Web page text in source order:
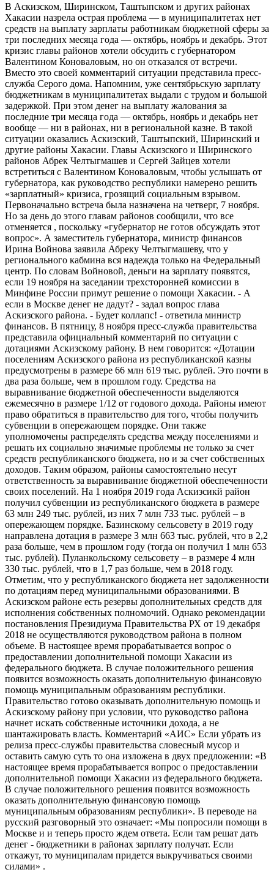
В Аскизском, Ширинском, Таштыпском и других районах
Хакасии назрела острая проблема — в муниципалитетах нет
средств на выплату зарплаты работникам бюджетной сферы за
три последних месяца года — октябрь, ноябрь и декабрь. Этот
кризис главы районов хотели обсудить с губернатором
Валентином Коноваловым, но он отказался от встречи.
Вместо это своей комментарий ситуации представила пресс-
служба Серого дома. Напомним, уже сентябрьскую зарплату
бюджетникам в муниципалитетах выдали с трудом и большой
задержкой. При этом денег на выплату жалования за
последние три месяца года — октябрь, ноябрь и декабрь нет
вообще — ни в районах, ни в региональной казне. В такой
ситуации оказались Аскизский, Таштыпский, Ширинский и
другие районы Хакасии. Главы Аскизского и Ширинского
районов Абрек Челтыгмашев и Сергей Зайцев хотели
встретиться с Валентином Коноваловым, чтобы услышать от
губернатора, как руководство республики намерено решить
«зарплатный» кризиса, грозящий социальным взрывом.
Первоначально встреча была назначена на четверг, 7 ноября.
Но за день до этого главам районов сообщили, что все
отменяется , поскольку «губернатор не готов обсуждать этот
вопрос». А заместитель губернатора, министр финансов
Ирина Войнова заявила Абреку Челтыгмашеву, что у
регионального кабмина вся надежда только на Федеральный
центр. По словам Войновой, деньги на зарплату появятся,
если 19 ноября на заседании трехсторонней комиссии в
Минфине России примут решение о помощи Хакасии. - А
если в Москве денег не дадут? - задал вопрос глава
Аскизского района. - Будет коллапс! - ответила министр
финансов. В пятницу, 8 ноября пресс-служба правительства
представила официальный комментарий по ситуации с
дотациями Аскизскому району. В нем говорится: «Дотации
поселениям Аскизского района из республиканской казны
предусмотрены в размере 66 млн 619 тыс. рублей. Это почти в
два раза больше, чем в прошлом году. Средства на
выравнивание бюджетной обеспеченности выделяются
ежемесячно в размере 1/12 от годового дохода. Районы имеют
право обратиться в правительство для того, чтобы получить
субвенции в опережающем порядке. Они также
уполномочены распределять средства между поселениями и
решать их социально значимые проблемы не только за счет
средств республиканского бюджета, но и за счет собственных
доходов. Таким образом, районы самостоятельно несут
ответственность за выравнивание бюджетной обеспеченности
своих поселений. На 1 ноября 2019 года Аскизсикй район
получил субвенции из республиканского бюджета в размере
63 млн 249 тыс. рублей, из них 7 млн 733 тыс. рублей – в
опережающем порядке. Базинскому сельсовету в 2019 году
направлена дотация в размере 3 млн 663 тыс. рублей, что в 2,2
раза больше, чем в прошлом году (тогда он получил 1 млн 653
тыс. рублей). Пуланкольскому сельсовету – в размере 4 млн
330 тыс. рублей, что в 1,7 раз больше, чем в 2018 году.
Отметим, что у республиканского бюджета нет задолженности
по дотациям перед муниципальными образованиями. В
Аскизском районе есть резервы дополнительных средств для
исполнения собственных полномочий. Однако рекомендации
постановления Президиума Правительства РХ от 19 декабря
2018 не осуществляются руководством района в полном
объеме. В настоящее время прорабатывается вопрос о
предоставлении дополнительной помощи Хакасии из
федерального бюджета. В случае положительного решения
появится возможность оказать дополнительную финансовую
помощь муниципальным образованиям республики.
Правительство готово оказывать дополнительную помощь и
Аскизскому району при условии, что руководство района
начнет искать собственные источники дохода, а не
шантажировать власть. Комментарий «АИС» Если убрать из
релиза пресс-службы правительства словесный мусор и
оставить самую суть то она изложена в двух предложении: «В
настоящее время прорабатывается вопрос о предоставлении
дополнительной помощи Хакасии из федерального бюджета.
В случае положительного решения появится возможность
оказать дополнительную финансовую помощь
муниципальным образованиям республики». В переводе на
русский разговорный это означает: «Мы попросили помощи в
Москве и и теперь просто ждем ответа. Если там решат дать
денег - бюджетники в районах зарплату получат. Если
откажут, то муниципалам придется выкручиваться своими
силами» .